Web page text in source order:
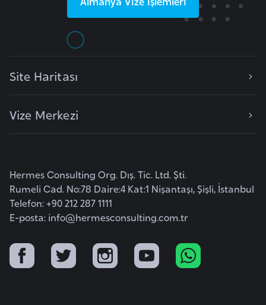
Site Haritası
Vize Merkezi
Hermes Consulting Org. Dış. Tic. Ltd. Şti.
Rumeli Cad. No:78 Daire:4 Kat:1 Nişantaşı, Şişli, İstanbul
Telefon: +90 212 287 1111
E-posta: info@hermesconsulting.com.tr
y
t
e
z
a
y
i
r